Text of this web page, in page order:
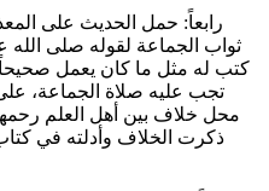
رابعاً: حمل الحديث على
ثواب الجماعة لقوله صلى الله
كتب له مثل ما كان يعمل صحيحاً
تجب عليه صلاة الجماعة،
محل خلاف بين أهل العلم
ذكرت الخلاف وأدلته في